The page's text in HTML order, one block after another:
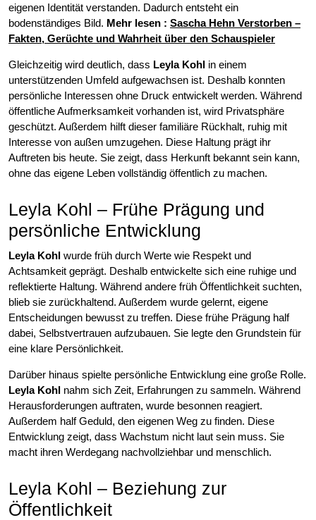
eigenen Identität verstanden. Dadurch entsteht ein
bodenständiges Bild. Mehr lesen : Sascha Hehn Verstorben –
Fakten, Gerüchte und Wahrheit über den Schauspieler
Gleichzeitig wird deutlich, dass Leyla Kohl in einem
unterstützenden Umfeld aufgewachsen ist. Deshalb konnten
persönliche Interessen ohne Druck entwickelt werden. Während
öffentliche Aufmerksamkeit vorhanden ist, wird Privatsphäre
geschützt. Außerdem hilft dieser familiäre Rückhalt, ruhig mit
Interesse von außen umzugehen. Diese Haltung prägt ihr
Auftreten bis heute. Sie zeigt, dass Herkunft bekannt sein kann,
ohne das eigene Leben vollständig öffentlich zu machen.
Leyla Kohl – Frühe Prägung und
persönliche Entwicklung
Leyla Kohl wurde früh durch Werte wie Respekt und
Achtsamkeit geprägt. Deshalb entwickelte sich eine ruhige und
reflektierte Haltung. Während andere früh Öffentlichkeit suchten,
blieb sie zurückhaltend. Außerdem wurde gelernt, eigene
Entscheidungen bewusst zu treffen. Diese frühe Prägung half
dabei, Selbstvertrauen aufzubauen. Sie legte den Grundstein für
eine klare Persönlichkeit.
Darüber hinaus spielte persönliche Entwicklung eine große Rolle.
Leyla Kohl nahm sich Zeit, Erfahrungen zu sammeln. Während
Herausforderungen auftraten, wurde besonnen reagiert.
Außerdem half Geduld, den eigenen Weg zu finden. Diese
Entwicklung zeigt, dass Wachstum nicht laut sein muss. Sie
macht ihren Werdegang nachvollziehbar und menschlich.
Leyla Kohl – Beziehung zur
Öffentlichkeit